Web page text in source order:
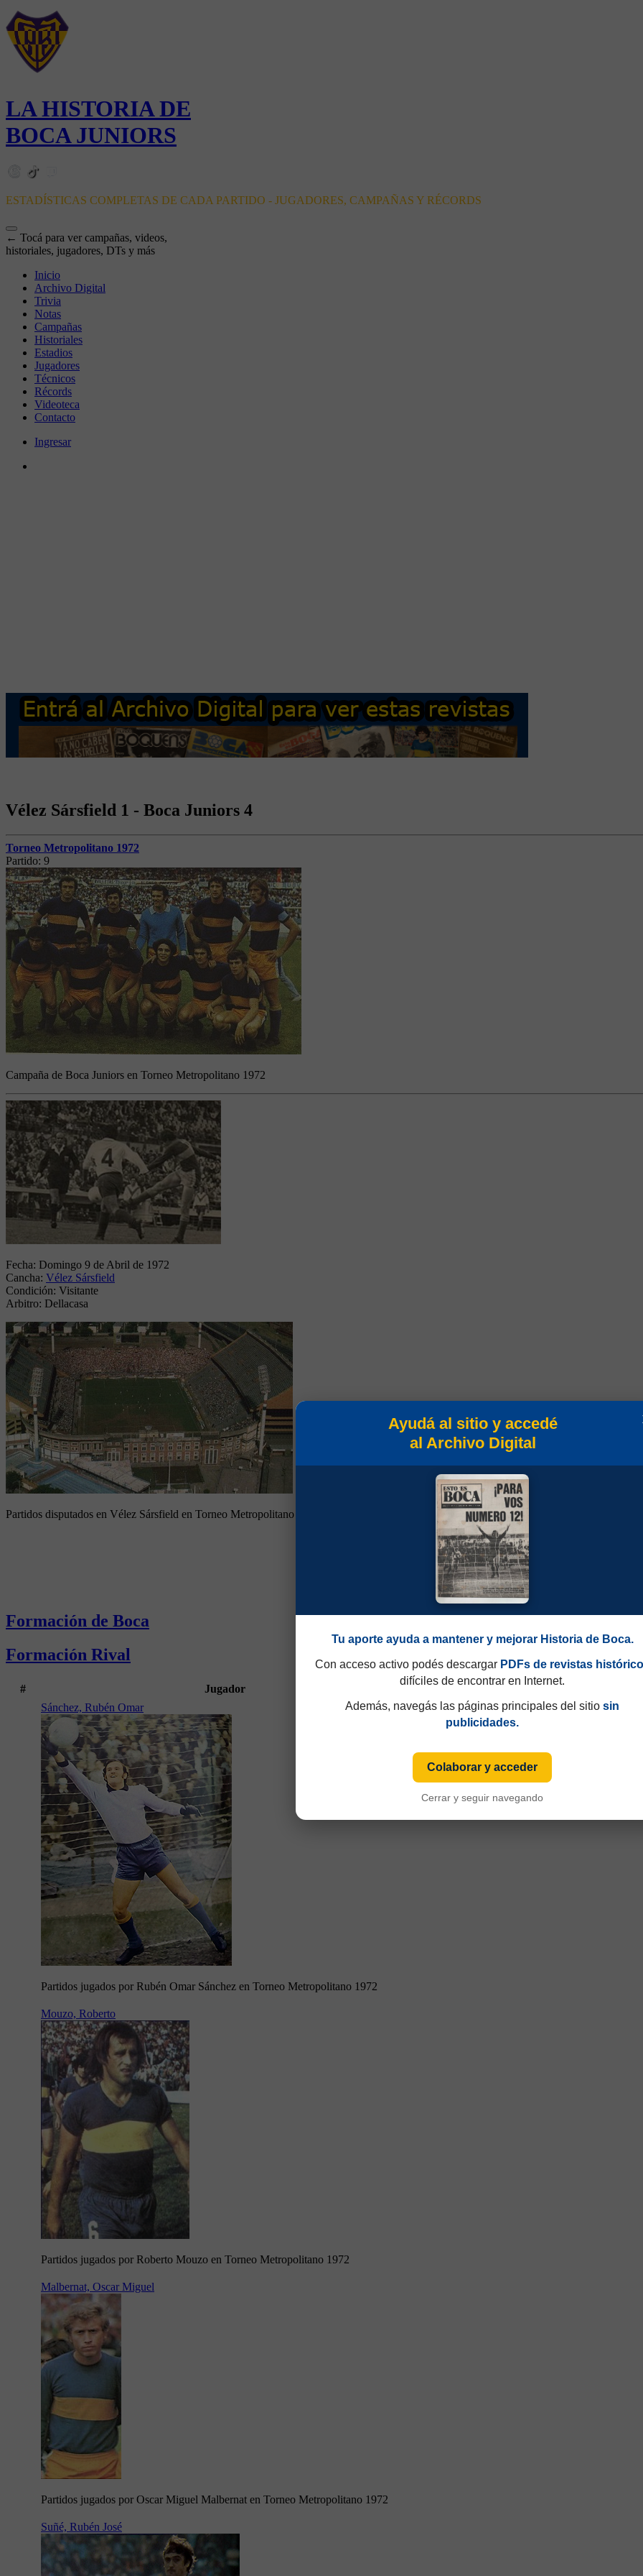
LA HISTORIA DE
BOCA JUNIORS
ESTADÍSTICAS COMPLETAS DE CADA PARTIDO - JUGADORES, CAMPAÑAS Y RÉCORDS
← Tocá para ver campañas, videos,
historiales, jugadores, DTs y más
Inicio
Archivo Digital
Trivia
Notas
Campañas
Historiales
Estadios
Jugadores
Técnicos
Récords
Videoteca
Contacto
Ingresar
Vélez Sársfield 1 - Boca Juniors 4
Torneo Metropolitano 1972
Partido: 9
Campaña de Boca Juniors en Torneo Metropolitano 1972
Fecha: Domingo 9 de Abril de 1972
Cancha: Vélez Sársfield
Condición: Visitante
Arbitro: Dellacasa
Partidos disputados en Vélez Sársfield en Torneo Metropolitano 1972
Formación de Boca
Formación Rival
#
Jugador
Sánchez, Rubén Omar
Partidos jugados por Rubén Omar Sánchez en Torneo Metropolitano 1972
Mouzo, Roberto
Partidos jugados por Roberto Mouzo en Torneo Metropolitano 1972
Malbernat, Oscar Miguel
Partidos jugados por Oscar Miguel Malbernat en Torneo Metropolitano 1972
Suñé, Rubén José
Ayudá al sitio y accedé
al Archivo Digital
Tu aporte ayuda a mantener y mejorar Historia de Boca.
Con acceso activo podés descargar PDFs de revistas
difíciles de encontrar en Internet.
Además, navegás las páginas principales del sitio sin
publicidades.
Colaborar y acceder
Cerrar y seguir navegando